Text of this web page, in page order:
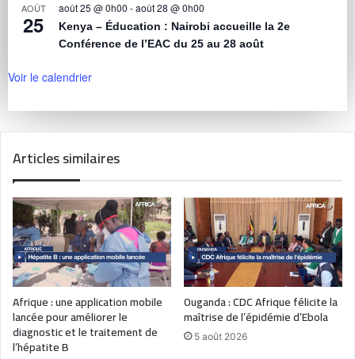
AOÛT
25
août 25 @ 0h00 -août 28 @ 0h00
Kenya – Éducation : Nairobi accueille la 2e
Conférence de l’EAC du 25 au 28 août
Voir le calendrier
Articles similaires
Afrique : une application mobile
lancée pour améliorer le
diagnostic et le traitement de
l’hépatite B
Ouganda : CDC Afrique félicite la
maîtrise de l’épidémie d’Ebola
5 août 2026